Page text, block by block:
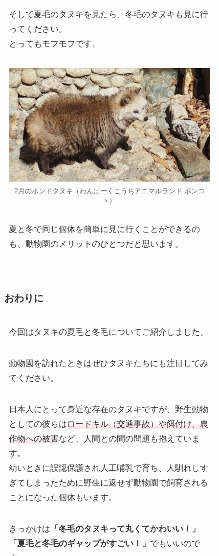
そして夏毛のタヌキを見たら、冬毛のタヌキも見に行
ってください。
とってもモフモフです。
2月のホンドタヌキ（わんぱーくこうちアニマルランド ポンコ
♀）
夏と冬で同じ個体を簡単に見に行くことができるの
も、動物園のメリットのひとつだと思います。
おわりに
今回はタヌキの夏毛と冬毛についてご紹介しました。
動物園を訪れたときはぜひタヌキたちにも注目してみ
てください。
日本人にとって身近な存在のタヌキですが、野生動物
としての彼らは ロードキル（交通事故）や餌付け、農
作物への被害など、人間との間の問題も抱えていま
す。
幼いときに誤認保護され人工哺乳で育ち、人馴れしす
ぎてしまったために野生に返せず動物園で飼育される
ことになった個体もいます。
きっかけは 「冬毛のタヌキって丸くてかわいい！」
「夏毛と冬毛のギャップがすごい！」 でもいいので